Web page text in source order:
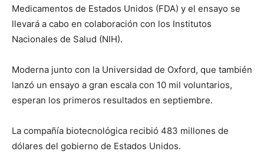
Medicamentos de Estados Unidos (FDA) y el ensayo se
llevará a cabo en colaboración con los Institutos
Nacionales de Salud (NIH).
Moderna junto con la Universidad de Oxford, que también
lanzó un ensayo a gran escala con 10 mil voluntarios,
esperan los primeros resultados en septiembre.
La compañía biotecnológica recibió 483 millones de
dólares del gobierno de Estados Unidos.